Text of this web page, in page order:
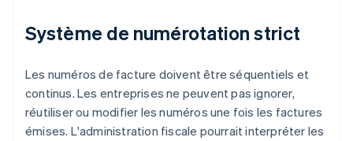
Système de numérotation strict
Les numéros de facture doivent être séquentiels et
continus. Les entreprises ne peuvent pas ignorer,
réutiliser ou modifier les numéros une fois les factures
émises. L'administration fiscale pourrait interpréter les